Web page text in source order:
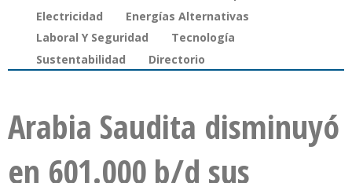
Electricidad
Energías Alternativas
Laboral Y Seguridad
Tecnología
Sustentabilidad
Directorio
Arabia Saudita disminuyó
en 601.000 b/d sus